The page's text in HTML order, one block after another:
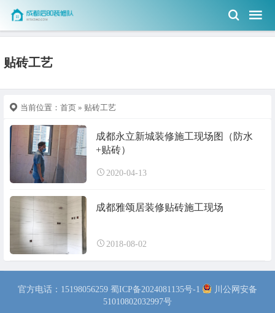
贴砖工艺
当前位置： 首页 » 贴砖工艺
成都永立新城装修施工现场图（防水
+贴砖）
2020-04-13
成都雅颂居装修贴砖施工现场
2018-08-02
官方电话：15198056259 蜀ICP备2024081135号-1
川公网安备
51010802032997号